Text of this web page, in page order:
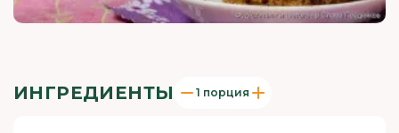
ИНГРЕДИЕНТЫ 1 порция